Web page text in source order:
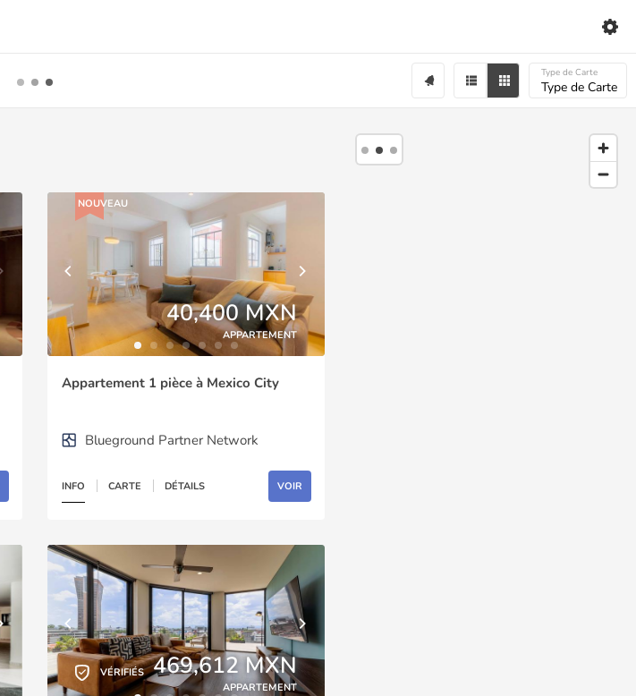
Type de Carte
Type de Carte
NOUVEAU
40,400 MXN
APPARTEMENT
Appartement 1 pièce à Mexico City
Blueground Partner Network
INFO CARTE DÉTAILS VOIR
VÉRIFIÉS 469,612 MXN
APPARTEMENT